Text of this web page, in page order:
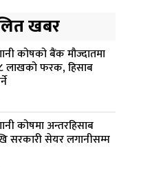
दिँदै त्रिभुवन
नयाँ नीति तथा
राष्ट्रसेवक कर्मचारीको
स्वीकृत, न्यूनतम तलब
रुपैयाँ
खबर
कोषको बैंक मौज्दातमा
लाखको फरक, हिसाब
कोषमा अन्तरहिसाब
सरकारी सेयर लगानीसम्म